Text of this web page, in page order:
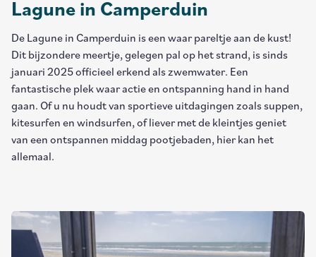
Lagune in Camperduin
De Lagune in Camperduin is een waar pareltje aan de kust!
Dit bijzondere meertje, gelegen pal op het strand, is sinds
januari 2025 officieel erkend als zwemwater. Een
fantastische plek waar actie en ontspanning hand in hand
gaan. Of u nu houdt van sportieve uitdagingen zoals suppen,
kitesurfen en windsurfen, of liever met de kleintjes geniet
van een ontspannen middag pootjebaden, hier kan het
allemaal.